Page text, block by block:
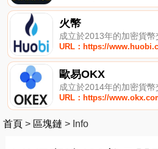
火幣
成立於2013年的加密貨幣
URL：https://
歐易OKX
成立於2014年的加密貨幣
URL：https://
首頁 > 區塊鏈 > Info